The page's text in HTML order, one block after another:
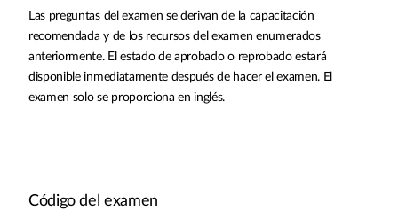
Las preguntas del examen se derivan de la capacitación
recomendada y de los recursos del examen enumerados
anteriormente. El estado de aprobado o reprobado estará
disponible inmediatamente después de hacer el examen. El
examen solo se proporciona en inglés.
Código del examen